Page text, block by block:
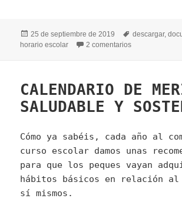
Publicado
el
25 de septiembre de 2019 Etiquetas
descargar,
horario escolar
2 comentariosen HORARIO
CALENDARIO DE
SALUDABLE Y
Cómo ya sabéis, cada año al
curso escolar damos unas
para que los peques vayan
hábitos básicos en relación al
sí mismos.